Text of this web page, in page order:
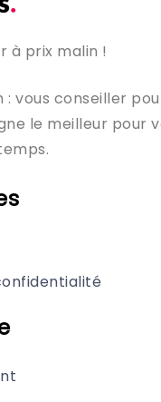
à prix malin !
: vous conseiller
le meilleur pour